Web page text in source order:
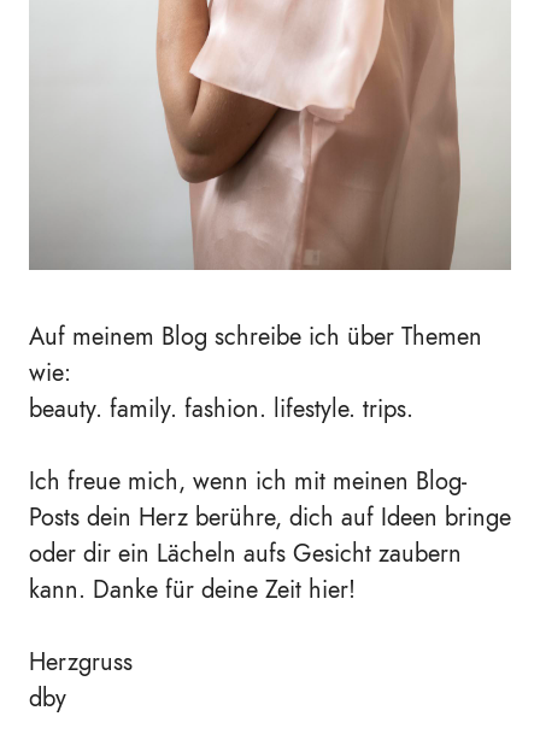
Auf meinem Blog schreibe ich über Themen
wie:
beauty. family. fashion. lifestyle. trips.
Ich freue mich, wenn ich mit meinen Blog-
Posts dein Herz berühre, dich auf Ideen bringe
oder dir ein Lächeln aufs Gesicht zaubern
kann. Danke für deine Zeit hier!
Herzgruss
dby